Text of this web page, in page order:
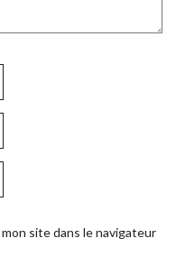
site dans le navigateur